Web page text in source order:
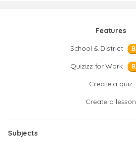
Features
School & District
Quizizz for Work
Create a quiz
Create a lesson
Subjects